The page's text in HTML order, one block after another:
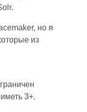
но я
из
3+.